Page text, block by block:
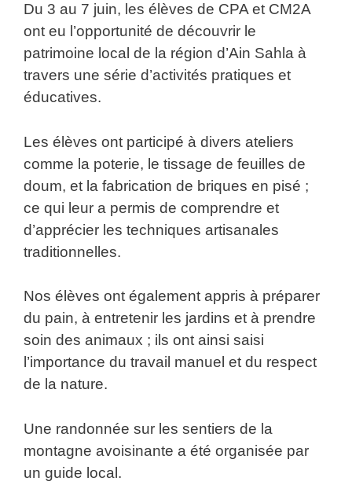
Du 3 au 7 juin, les élèves de CPA et CM2A
ont eu l’opportunité de découvrir le
patrimoine local de la région d’Ain Sahla à
travers une série d’activités pratiques et
éducatives.
Les élèves ont participé à divers ateliers
comme la poterie, le tissage de feuilles de
doum, et la fabrication de briques en pisé ;
ce qui leur a permis de comprendre et
d’apprécier les techniques artisanales
traditionnelles.
Nos élèves ont également appris à préparer
du pain, à entretenir les jardins et à prendre
soin des animaux ; ils ont ainsi saisi
l’importance du travail manuel et du respect
de la nature.
Une randonnée sur les sentiers de la
montagne avoisinante a été organisée par
un guide local.